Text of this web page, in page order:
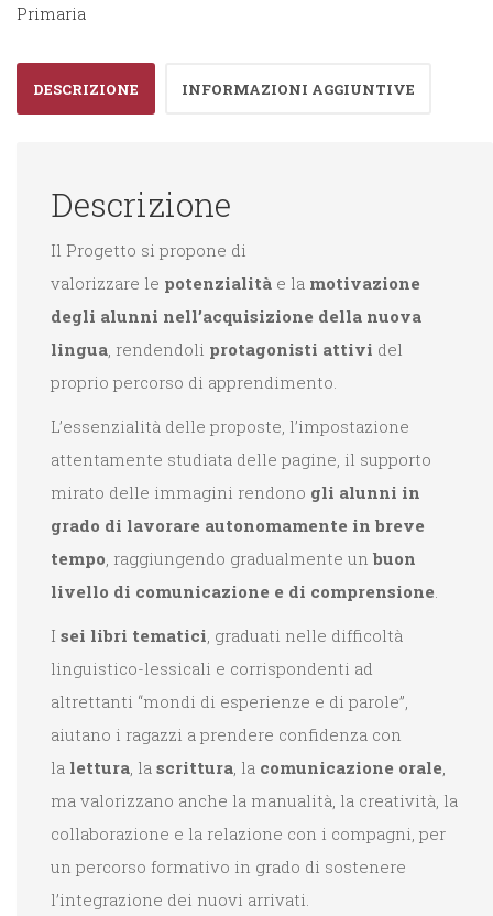
del
cielo
tempo
passa
quantità
Primaria
DESCRIZIONE INFORMAZIONI AGGIUNTIVE
Descrizione
Il Progetto si propone di
valorizzare le potenzialità e la motivazione
degli alunni nell’acquisizione della nuova
lingua, rendendoli protagonisti attivi del
proprio percorso di apprendimento.
L’essenzialità delle proposte, l’impostazione
attentamente studiata delle pagine, il supporto
mirato delle immagini rendono gli alunni in
grado di lavorare autonomamente in breve
tempo, raggiungendo gradualmente un buon
livello di comunicazione e di comprensione.
I sei libri tematici, graduati nelle difficoltà
linguistico-lessicali e corrispondenti ad
altrettanti “mondi di esperienze e di parole”,
aiutano i ragazzi a prendere confidenza con
la lettura, la scrittura, la comunicazione orale,
ma valorizzano anche la manualità, la creatività, la
collaborazione e la relazione con i compagni, per
un percorso formativo in grado di sostenere
l’integrazione dei nuovi arrivati.